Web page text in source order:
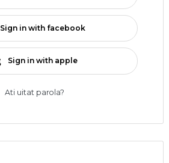
Sign in with facebook
Sign in with apple
Ati uitat parola?